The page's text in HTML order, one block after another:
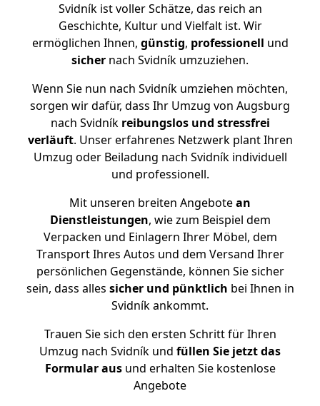
Svidník ist voller Schätze, das reich an
Geschichte, Kultur und Vielfalt ist. Wir
ermöglichen Ihnen, günstig, professionell und
sicher nach Svidník umzuziehen.
Wenn Sie nun nach Svidník umziehen möchten,
sorgen wir dafür, dass Ihr Umzug von Augsburg
nach Svidník reibungslos und stressfrei
verläuft. Unser erfahrenes Netzwerk plant Ihren
Umzug oder Beiladung nach Svidník individuell
und professionell.
Mit unseren breiten Angebotean
Dienstleistungen, wie zum Beispiel dem
Verpacken und Einlagern Ihrer Möbel, dem
Transport Ihres Autos und dem Versand Ihrer
persönlichen Gegenstände, können Sie sicher
sein, dass alles sicher und pünktlich bei Ihnen in
Svidník ankommt.
Trauen Sie sich den ersten Schritt für Ihren
Umzug nach Svidník und füllen Sie jetzt das
Formular ausund erhalten Sie kostenlose
Angebote